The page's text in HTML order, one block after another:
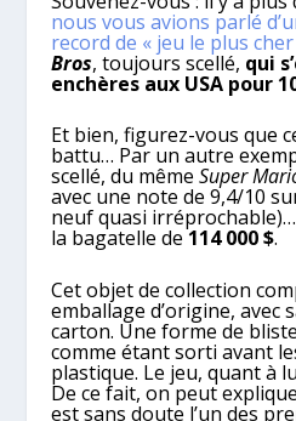
nous vous avions parlé
record de « jeu le plus cher
Bros, toujours scellé, qui
enchères aux USA pour
Et bien, figurez-vous que
battu… Par un autre
scellé, du mêmeSuper
avec une note de 9,4/10
neuf quasi
la bagatelle de114 000 $.
Cet objet de collection
emballage d’origine, avec
carton. Une forme de
comme étant sorti avant
plastique. Le jeu, quant à
De ce fait, on peut
est sans doute l’un des